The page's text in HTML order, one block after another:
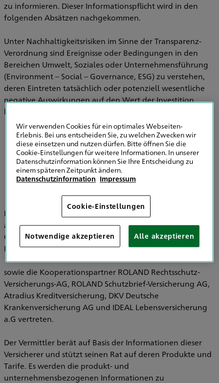
zu informieren. Dieser Informationspflicht wird in den
folgenden Absätzen nachgekommen.
Unter Nachhaltigkeitsrisiken im Sinne der Transparenz-
Verordnung sind Ereignisse oder Bedingungen in den
Bereichen Umwelt, Soziales oder Unternehmensführung
(Environment – Social – Governance, ESG) zu verstehen,
deren Eintreten tatsächlich oder potenziell wesentliche
negative Auswirkungen auf den Wert der Investition
haben können.
Informationen zu Strategien zur
Einbeziehung von Nachhaltigkeitsrisiken in
der Versicherungsberatung
Im Bereich der Versicherungsvermittlung werden
ausschließlich die HDI Versicherung AG, HDI Global SE, HDI
Global Specialty SE, HDI Lebensversicherung AG, HDI
Pensionsfonds AG, HDI Pensionskasse AG
sowie die Kooperationspartner ROLAND Rechtsschutz-
Versicherungs-AG, ROLAND Schutzbrief-Versicherung AG,
Atradius Kreditversicherung, DKV Deutsche
Krankenversicherung AG und IDEAL Lebensversicherung
a.G vertreten.
Der Vermittler berät auf Basis der Informationen dieser
Versicherer und stützt seinen Rat auf deren Produkte und
Tarife. Es werden die produkt- und
unternehmensbezogenen Informationen zu
Wir verwenden Cookies für ein optimales Webseiten-
Erlebnis. Bei uns entscheiden Sie, zu welchen Zwecken wir
diese einsetzen und nutzen dürfen. Bitte öffnen Sie die
Cookie-Einstellungen für weitere Informationen. In unserer
Datenschutzinformation können Sie Ihre Entscheidung zu
einem späteren Zeitpunkt ändern.
Datenschutzinformation Impressum
Cookie-Einstellungen
Notwendige akzeptieren Alle akzeptieren